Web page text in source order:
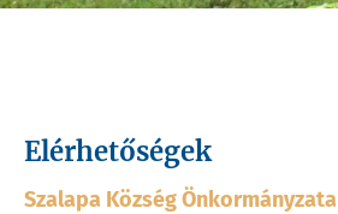
Elérhetőségek
Szalapa Község Önkormányzata